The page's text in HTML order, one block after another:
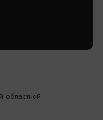
областной